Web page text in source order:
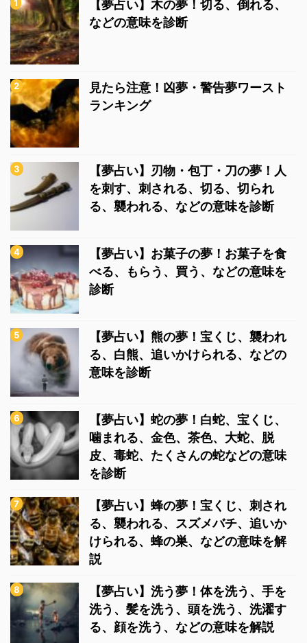
【夢占い】木の夢！切る、倒れる、
などの意味を診断
見たら注意！凶夢・警告夢ワースト
ランキング
【夢占い】刃物・包丁・刀の夢！人
を刺す、刺される、切る、切られ
る、襲われる、などの意味を診断
【夢占い】お菓子の夢！お菓子を食
べる、もらう、買う、などの意味を
診断
【夢占い】熊の夢！宝くじ、襲われ
る、白熊、追いかけられる、などの
意味を診断
【夢占い】蛇の夢！白蛇、宝くじ、
噛まれる、金色、茶色、大蛇、脱
皮、毒蛇、たくさんの蛇などの意味
を診断
【夢占い】蜂の夢！宝くじ、刺され
る、襲われる、スズメバチ、追いか
けられる、蜂の巣、などの意味を解
説
【夢占い】洗う夢！体を洗う、手を
洗う、髪を洗う、頭を洗う、洗濯す
る、顔を洗う、などの意味を解説